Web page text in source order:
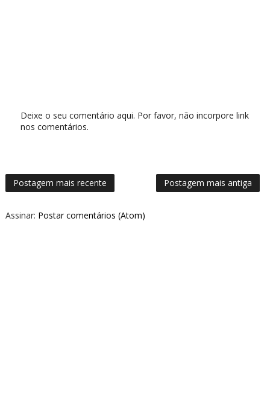
Deixe o seu comentário aqui. Por favor, não incorpore link
nos comentários.
Postagem mais recente Postagem mais antiga
Assinar: Postar comentários (Atom)